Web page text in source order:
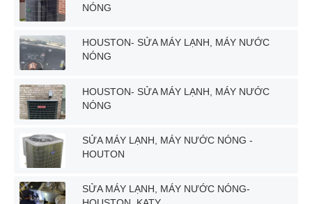
NÓNG
HOUSTON- SỬA MÁY LẠNH, MÁY NƯỚC
NÓNG
HOUSTON- SỬA MÁY LẠNH, MÁY NƯỚC
NÓNG
SỬA MÁY LẠNH, MÁY NƯỚC NÓNG -
HOUTON
SỬA MÁY LẠNH, MÁY NƯỚC NÓNG-